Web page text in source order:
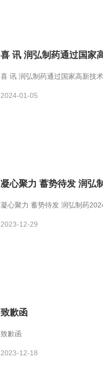
喜 讯 润弘制药通过国家
喜 讯 润弘制药通过国家高新技
2024-01-05
凝心聚力 蓄势待发 润弘
凝心聚力 蓄势待发 润弘制药
2023-12-29
致歉函
致歉函
2023-12-18